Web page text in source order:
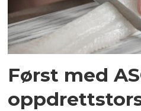
Først med